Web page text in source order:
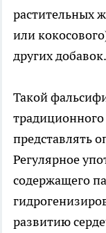
растительных
или
других добавок.
Такой
представлять
Регулярное
содержащего
развитию